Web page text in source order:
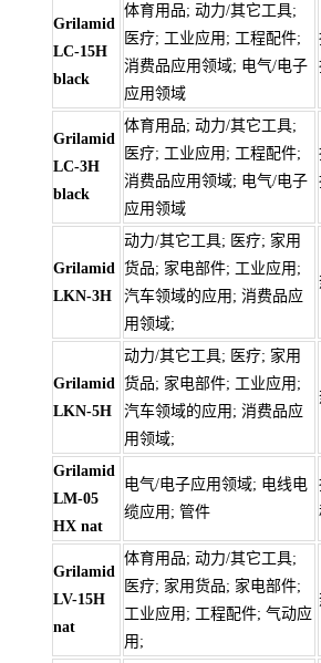
Grilamid
LC-15H
black
体育用品; 动力/其它工具;
医疗; 工业应用; 工程配件;
消费品应用领域; 电气/电子
应用领域
Grilamid
LC-3H
black
体育用品; 动力/其它工具;
医疗; 工业应用; 工程配件;
消费品应用领域; 电气/电子
应用领域
Grilamid
LKN-3H
动力/其它工具; 医疗; 家用
货品; 家电部件; 工业应用;
汽车领域的应用; 消费品应
用领域;
Grilamid
LKN-5H
动力/其它工具; 医疗; 家用
货品; 家电部件; 工业应用;
汽车领域的应用; 消费品应
用领域;
Grilamid
LM-05
HX nat
电气/电子应用领域; 电线电
缆应用; 管件
Grilamid
LV-15H
nat
体育用品; 动力/其它工具;
医疗; 家用货品; 家电部件;
工业应用; 工程配件; 气动应
用;